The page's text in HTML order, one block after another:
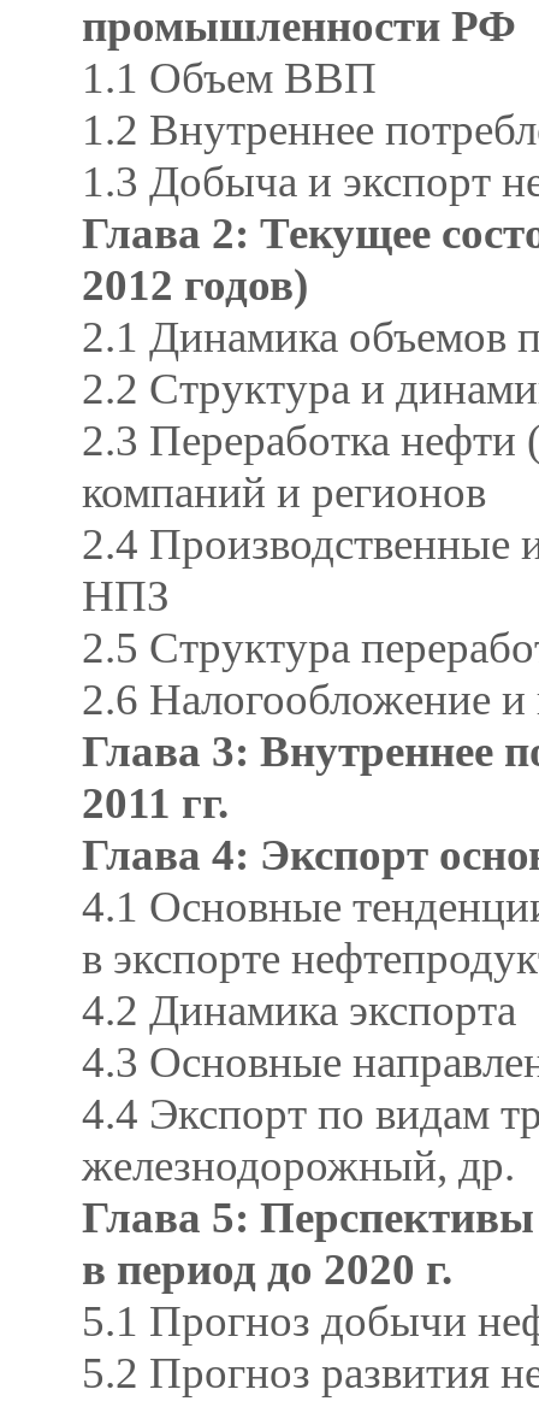
промышленности РФ
1.1 Объем ВВП
1.2 Внутреннее
1.3 Добыча и экспорт
Глава 2: Текущее
2012 годов)
2.1 Динамика объемов
2.2 Структура и
2.3 Переработка
компаний и регионов
2.4 Производственные
НПЗ
2.5 Структура
2.6 Налогообложение и
Глава 3: Внутреннее
2011 гг.
Глава 4: Экспорт
4.1 Основные
в экспорте
4.2 Динамика экспорта
4.3 Основные
4.4 Экспорт по видам
железнодорожный, др.
Глава 5:
в период до 2020 г.
5.1 Прогноз добычи
5.2 Прогноз развития